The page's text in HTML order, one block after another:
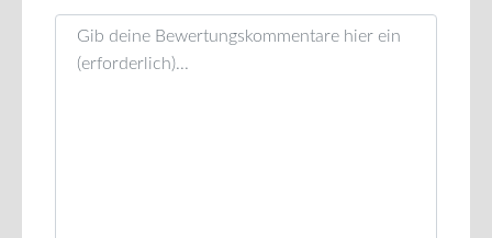
Rezensionstext